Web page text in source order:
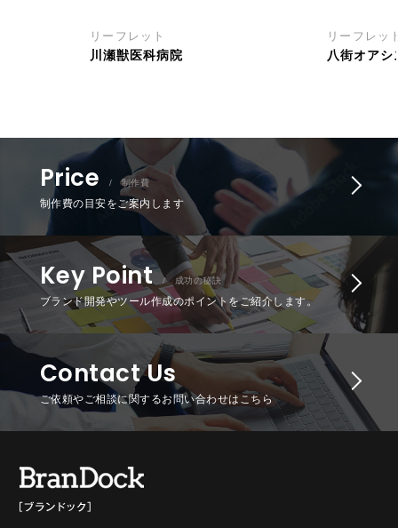
リーフレット
川瀬獣医科病院
リーフレッ
八街オアシ
Price / 制作費
制作費の目安をご案内します
Key Point / 成功の秘訣
ブランド開発やツール作成のポイントをご紹介します。
Contact Us
ご依頼やご相談に関するお問い合わせはこちら